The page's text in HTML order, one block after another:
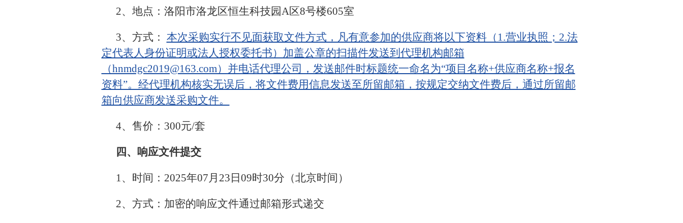
2、地点：洛阳市洛龙区恒生科技园A区8号楼605室
3、方式： 本次采购实行不见面获取文件方式，凡有意参加的供应商将以下资料（1.营业执照；2.法
定代表人身份证明或法人授权委托书）加盖公章的扫描件发送到代理机构邮箱
（hnmdgc2019@163.com）并电话代理公司，发送邮件时标题统一命名为“项目名称+供应商名称+报名
资料”。经代理机构核实无误后，将文件费用信息发送至所留邮箱，按规定交纳文件费后，通过所留邮
箱向供应商发送采购文件。
4、售价：300元/套
四、响应文件提交
1、时间：2025年07月23日09时30分（北京时间）
2、方式：加密的响应文件通过邮箱形式递交